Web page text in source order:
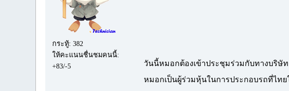
กระทู้: 382
ให้คะแนนชื่นชมคนนี้:
+83/-5
วันนี้หมอกต้องเข้าประชุมร่วมกับทางบริษั
หมอกเป็นผู้ร่วมหุ้นในการประกอบรถที่ไทย